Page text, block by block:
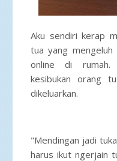
Aku sendiri kerap
tua yang mengeluh
online di rumah.
kesibukan orang
dikeluarkan.
"Mendingan jadi
harus ikut ngerjain